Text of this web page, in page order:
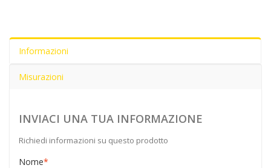
Informazioni
Misurazioni
INVIACI UNA TUA INFORMAZIONE
Richiedi informazioni su questo prodotto
Nome*